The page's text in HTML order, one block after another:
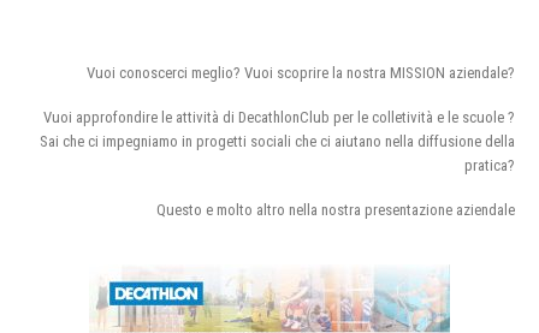
Vuoi conoscerci meglio? Vuoi scoprire la nostra MISSION aziendale?
Vuoi approfondire le attività di DecathlonClub per le colletività e le scuole ?
Sai che ci impegniamo in progetti sociali che ci aiutano nella diffusione della
pratica?
Questo e molto altro nella nostra presentazione aziendale